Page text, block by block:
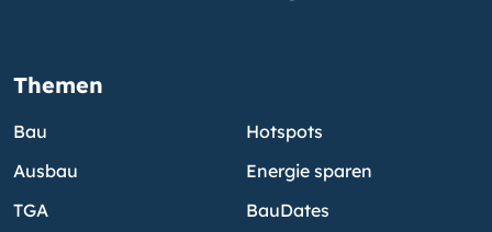
Themen
Bau
Ausbau
TGA
Hotspots
Energie sparen
BauDates